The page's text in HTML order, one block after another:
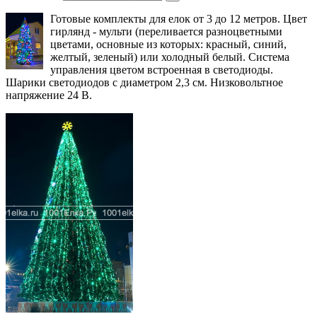
Готовые комплекты для елок от 3 до 12 метров. Цвет
гирлянд - мульти (переливается разноцветными
цветами, основные из которых: красный, синий,
желтый, зеленый) или холодный белый. Система
управления цветом встроенная в светодиоды.
Шарики светодиодов с диаметром 2,3 см. Низковольтное
напряжение 24 В.